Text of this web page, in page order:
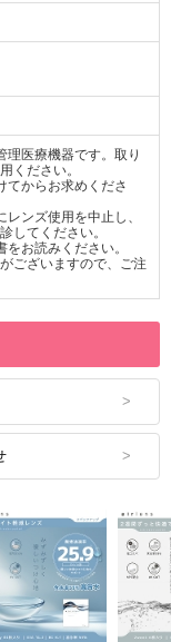
理医療機器です。取り
ください。
てからお求めくださ
ンズ使用を中止し、
してください。
お読みください。
ございますので、ご注